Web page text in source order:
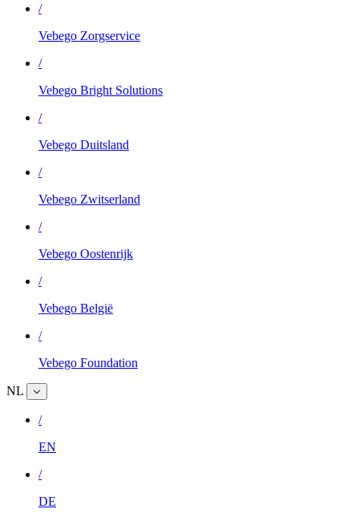
/
Vebego Zorgservice
/
Vebego Bright Solutions
/
Vebego Duitsland
/
Vebego Zwitserland
/
Vebego Oostenrijk
/
Vebego België
/
Vebego Foundation
NL
/
EN
/
DE